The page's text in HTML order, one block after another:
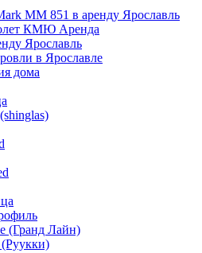
MM 851 в аренду Ярославль
КМЮ Аренда
Ярославль
в Ярославле
дома
(Гранд Лайн)